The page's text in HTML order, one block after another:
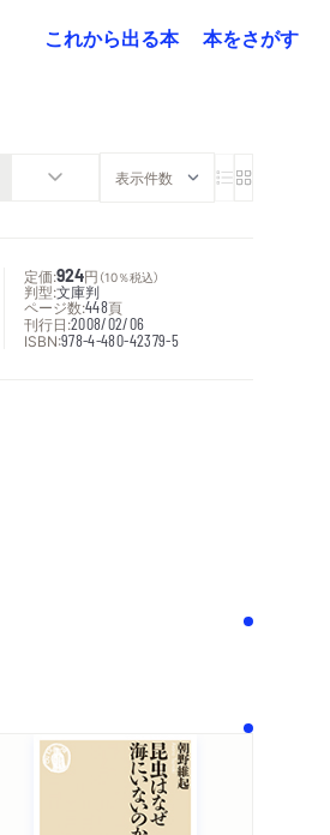
これから出る本
本をさがす
定価:924円 （10％税込）
判型:文庫判
ページ数:448頁
刊行日:2008/02/06
ISBN:978-4-480-42379-5